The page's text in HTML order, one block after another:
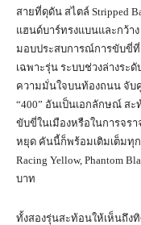
สายที่ดุดัน สไตล์ Stripped
แฮนด์บาร์ทรงแบนและกว้า
มอบประสบการณ์การขับขี่ที่
เฉพาะรุ่น ระบบช่วงล่างระ
ความมั่นใจบนท้องถนน จับ
“400” อันเป็นเอกลักษณ์ สะ
ขับขี่ในเมืองหรือในการจร
หยุด คันนี้ก็พร้อมเติมเต็มทุก
Racing Yellow, Phantom
บาท
ทั้งสองรุ่นสะท้อนให้เห็นถึง